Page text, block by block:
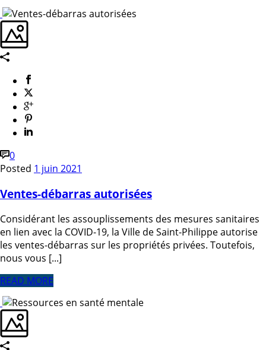
0
Posted 1 juin 2021
Ventes-débarras autorisées
Considérant les assouplissements des mesures sanitaires
en lien avec la COVID-19, la Ville de Saint-Philippe autorise
les ventes-débarras sur les propriétés privées. Toutefois,
nous vous [...]
READ MORE